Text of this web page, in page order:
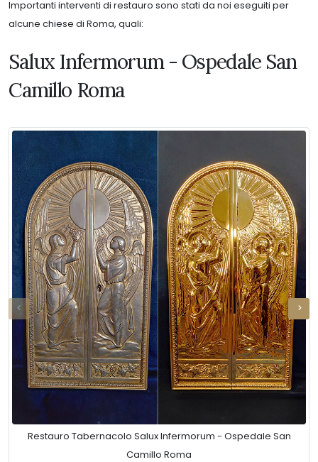
Importanti interventi di restauro sono stati da noi eseguiti per
alcune chiese di Roma, quali:
Salux Infermorum - Ospedale San
Camillo Roma
Restauro Tabernacolo Salux Infermorum - Ospedale San
Camillo Roma